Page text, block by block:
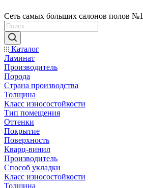
Сеть самых больших салонов полов
Каталог
Ламинат
Производитель
Порода
Страна производства
Толщина
Класс износостойкости
Тип помещения
Оттенки
Покрытие
Поверхность
Кварц-винил
Производитель
Способ укладки
Класс износостойкости
Толщина